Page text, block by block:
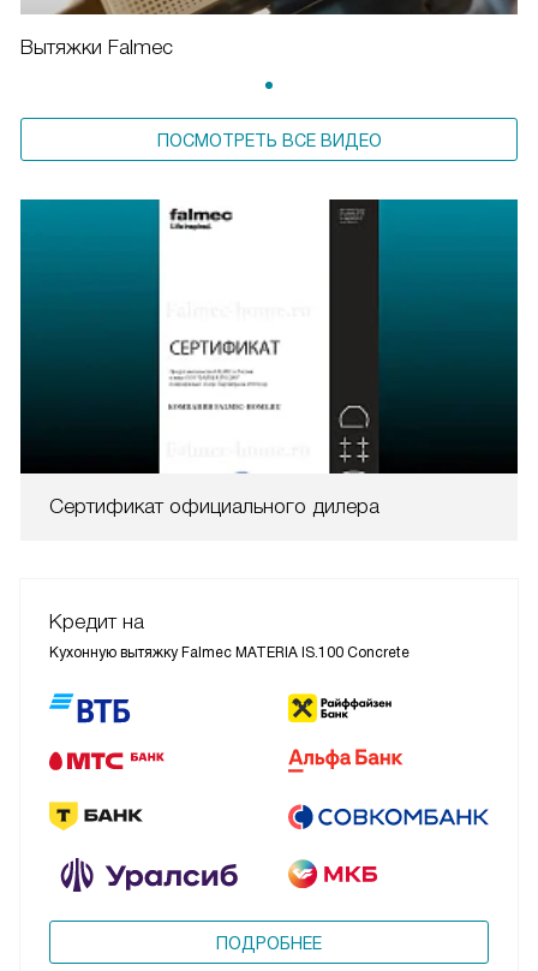
Вытяжки Falmec
ПОСМОТРЕТЬ ВСЕ ВИДЕО
Сертификат официального дилера
Кредит на
Кухонную вытяжку Falmec MATERIA IS.100 Concrete
ПОДРОБНЕЕ